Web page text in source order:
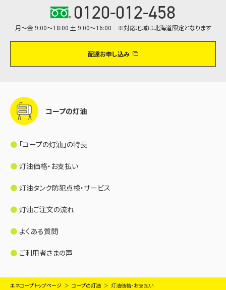
0120-012-458
月～金 9:00～18:00 土 9:00～16:00 ※対応地域は北海道限定となります
配達お申し込み
コープの灯油
「コープの灯油」の特長
灯油価格・お支払い
灯油タンク防犯点検・サービス
灯油ご注文の流れ
よくある質問
ご利用者さまの声
エネコープトップページ コープの灯油 灯油価格・お支払い